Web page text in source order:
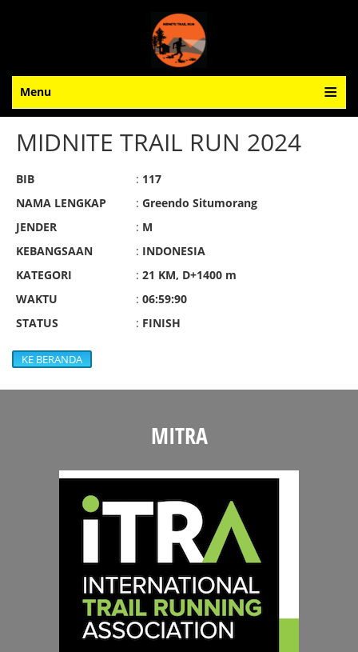
Menu
MIDNITE TRAIL RUN 2024
BIB : 117
NAMA LENGKAP
: Greendo Situmorang
JENDER
: M
KEBANGSAAN
: INDONESIA
KATEGORI
: 21 KM, D+1400 m
WAKTU
: 06:59:90
STATUS
: FINISH
KE BERANDA
MITRA